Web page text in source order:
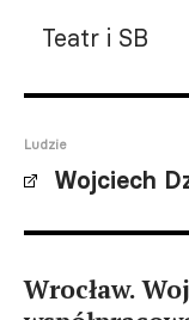
Teatr i SB
Ludzie
Wojciech
Wrocław.